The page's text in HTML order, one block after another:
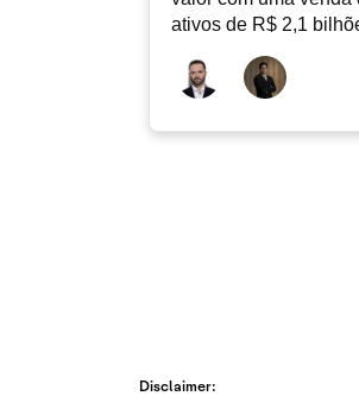
ativos de R$ 2,1
Disclaimer: